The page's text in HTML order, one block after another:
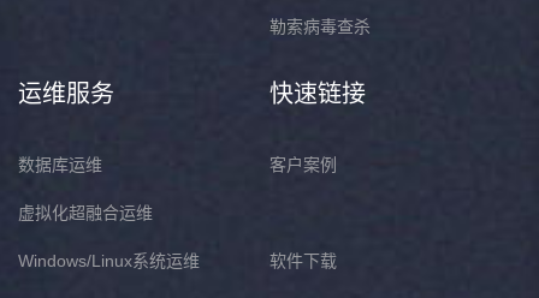
勒索病毒查杀
运维服务
数据库运维
虚拟化超融合运维
Windows/Linux系统运维
快速链接
客户案例
软件下载